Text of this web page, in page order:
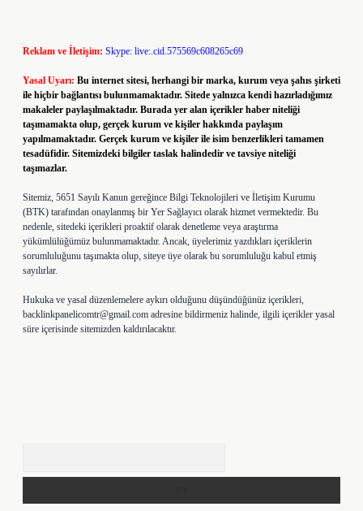
Reklam ve İletişim: Skype: live:.cid.575569c608265c69
Yasal Uyarı: Bu internet sitesi, herhangi bir marka, kurum veya şahıs şirketi
ile hiçbir bağlantısı bulunmamaktadır. Sitede yalnızca kendi hazırladığımız
makaleler paylaşılmaktadır. Burada yer alan içerikler haber niteliği
taşımamakta olup, gerçek kurum ve kişiler hakkında paylaşım
yapılmamaktadır. Gerçek kurum ve kişiler ile isim benzerlikleri tamamen
tesadüfidir. Sitemizdeki bilgiler taslak halindedir ve tavsiye niteliği
taşımazlar.
Sitemiz, 5651 Sayılı Kanun gereğince Bilgi Teknolojileri ve İletişim Kurumu
(BTK) tarafından onaylanmış bir Yer Sağlayıcı olarak hizmet vermektedir. Bu
nedenle, sitedeki içerikleri proaktif olarak denetleme veya araştırma
yükümlülüğümüz bulunmamaktadır. Ancak, üyelerimiz yazdıkları içeriklerin
sorumluluğunu taşımakta olup, siteye üye olarak bu sorumluluğu kabul etmiş
sayılırlar.
Hukuka ve yasal düzenlemelere aykırı olduğunu düşündüğünüz içerikleri,
backlinkpanelicomtr@gmail.com adresine bildirmeniz halinde, ilgili içerikler yasal
süre içerisinde sitemizden kaldırılacaktır.